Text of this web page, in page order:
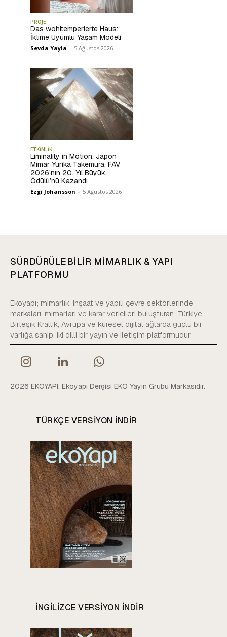
PROJE
Das wohltemperierte Haus:
İklime Uyumlu Yaşam Modeli
Sevda Yayla - 5 Ağustos 2026
ETKİNLİK
Liminality in Motion: Japon
Mimar Yurika Takemura, FAV
2026’nın 20. Yıl Büyük
Ödülü’nü Kazandı
Ezgi Johansson - 5 Ağustos 2026
SÜRDÜRÜLEBİLİR MİMARLIK & YAPI
PLATFORMU
Ekoyapı; mimarlık, inşaat ve yapılı çevre sektörlerinde
markaları, mimarları ve karar vericileri buluşturan; Türkiye,
Birleşik Krallık, Avrupa ve küresel dijital ağlarda güçlü bir
varlığa sahip, iki dilli bir yayın ve iletişim platformudur.
2026 EKOYAPI. Ekoyapı Dergisi EKO Yayın Grubu Markasıdır.
TÜRKÇE VERSIYON INDIR
INGILIZCE VERSIYON INDIR